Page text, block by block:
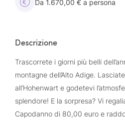
Da 1.670,00 € a persona
Descrizione
Trascorrete i giorni più belli
montagne dell’Alto Adige.
all’Hohenwart e godetevi
splendore! E la sorpresa? Vi
Capodanno di 80,00 euro e